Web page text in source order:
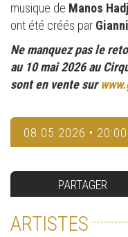
musique de Manos
ont été créés par
Ne manquez pas le
au 10 mai 2026 au
sont en vente sur
08.05.2026 • 20:00
PARTAGER
ARTISTES